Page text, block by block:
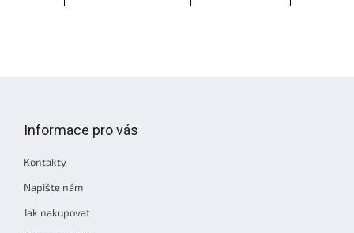
Informace pro vás
Kontakty
Napište nám
Jak nakupovat